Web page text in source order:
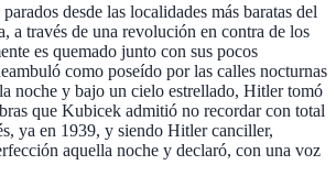
desde las localidades más baratas del
a través de una revolución en contra de los
es quemado junto con sus pocos
como poseído por las calles nocturnas
noche y bajo un cielo estrellado, Hitler tomó
que Kubicek admitió no recordar con total
ya en 1939, y siendo Hitler canciller,
aquella noche y declaró, con una voz